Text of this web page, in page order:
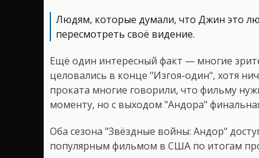
Людям, которые думали, что Джин это
пересмотреть своё видение.
Ещё один интересный факт — многие
целовались в конце "Изгоя-один", хотя
проката многие говорили, что фильму
моменту, но с выходом "Андора"
Оба сезона "Звёздные войны: Андор"
популярным фильмом в США по итогам